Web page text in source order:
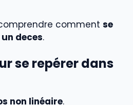
comment se
deces.
se repérer dans
non linéaire.